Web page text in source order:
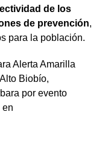
de los
de prevención,
para la población.
Alerta Amarilla
Biobío,
por evento
en